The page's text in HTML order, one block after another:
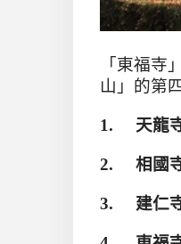
「東福寺
山」的第
1. 天龍
2. 相國
3. 建仁